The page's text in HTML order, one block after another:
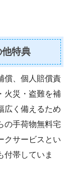
特典
償、個人賠償責
火災・盗難を補
広く備えるため
の手荷物無料宅
クサービスとい
付帯していま